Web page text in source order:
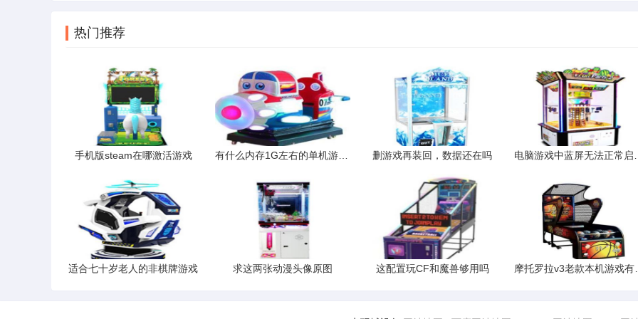
热门推荐
手机版steam在哪激活游戏 删游戏再装回，数据还在吗
适合七十岁老人的非棋牌游戏 求这两张动漫头像原图 这配置玩CF和魔兽够用吗